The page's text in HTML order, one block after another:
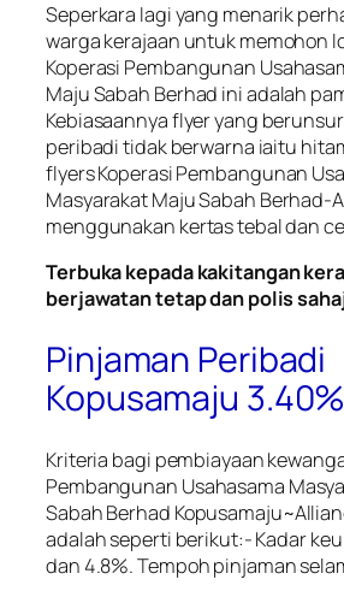
Seperkara lagi yang menarik
warga kerajaan untuk memohon
Koperasi Pembangunan
Maju Sabah Berhad ini adalah
Kebiasaannya flyer yang
peribadi tidak berwarna iaitu
flyersKoperasi Pembangunan
Masyarakat Maju Sabah Berhad-
menggunakan kertas tebal dan
Terbuka kepada kakitangan
berjawatan tetap dan polis
Pinjaman Peribadi
Kopusamaju
Kriteria bagi pembiayaan
Pembangunan Usahasama
Sabah Berhad
adalah seperti berikut:- Kadar
dan 4.8%. Tempoh pinjaman